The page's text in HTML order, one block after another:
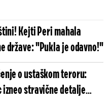
Kejti Peri mahala
države: "Pukla je odavno!"
o ustaškom teroru:
izneo stravične detalje